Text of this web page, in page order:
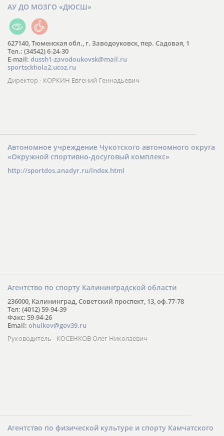
АУ ДО МОЗГО «ДЮСШ»
627140, Тюменская обл., г. Заводоуковск, пер. Садовая, 1
Тел.: (34542) 6-24-30
​E-mail: dussh1-zavodoukovsk@mail.ru
sportsckhola2.ucoz.ru
Директор - КОРКИН Евгений Геннадьевич
Автономное учреждение Чукотского автономного округа
«Окружной спортивно-досуговый комплекс»
http://sportdos.anadyr.ru/index.html
Агентство по спорту Калининградской области
236000, Калининград, Советский проспект, 13, оф.77-78
Тел: (4012) 59-94-39
Факс: 59-94-26
Email: ohulkov@gov39.ru
Руководитель - КОСЕНКОВ Олег Николаевич
Агентство по физической культуре и спорту Камчатского